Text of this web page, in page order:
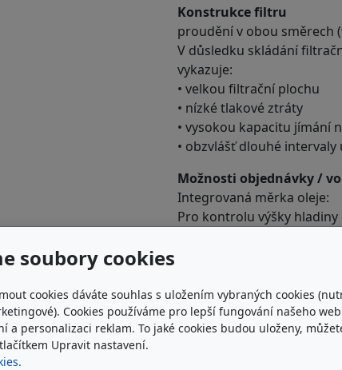
Konstrukce filtru
proudění v obou směrech
V důsledku skládání
vykazuje:
• velkou filtrační plochu
• nízké tlakové ztráty
• vysokou kapacitu jímání
• obzvlášť dlouhé intervaly
Možnosti objednávky /
Integrovaná měrka oleje:
Pro kontrolu výšky
namontovat měrku oleje.
neznámý
985 Kčbez DPH
1 192 Kčs DPH
soubory cookies
cookies dáváte souhlas s uložením vybraných cookies
Cookies používáme pro lepší fungování našeho
a personalizaci reklam. To jaké cookies budou uloženy,
Upravit nastavení.